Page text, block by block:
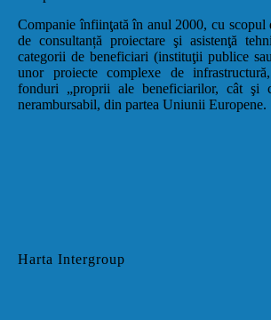
Companie înfiinţată în anul 2000, cu scopul
de consultanță proiectare şi asistenţă
categorii de beneficiari (instituţii publice
unor proiecte complexe de
fonduri „proprii ale beneficiarilor, cât şi
nerambursabil, din partea Uniunii Europene.
Harta Intergroup